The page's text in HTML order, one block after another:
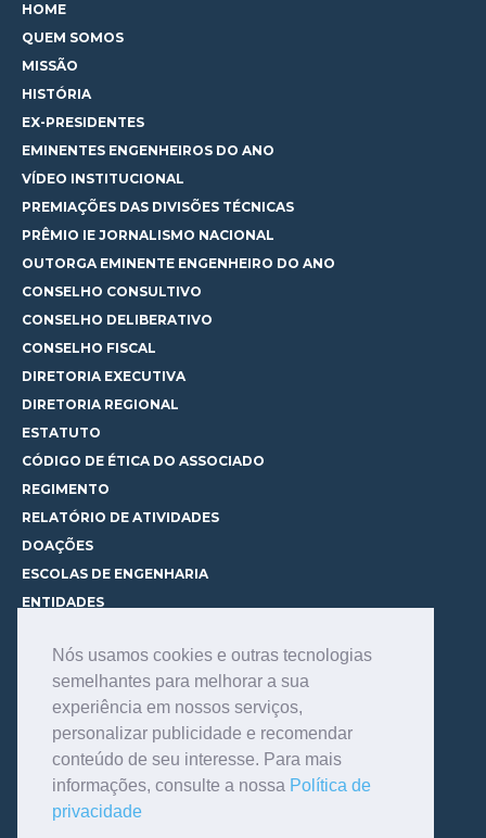
Nós usamos cookies e outras tecnologias
semelhantes para melhorar a sua
experiência em nossos serviços,
personalizar publicidade e recomendar
conteúdo de seu interesse. Para mais
informações, consulte a nossa Política de
privacidade
HOME
QUEM SOMOS
MISSÃO
HISTÓRIA
EX-PRESIDENTES
EMINENTES ENGENHEIROS DO ANO
VÍDEO INSTITUCIONAL
PREMIAÇÕES DAS DIVISÕES TÉCNICAS
PRÊMIO IE JORNALISMO NACIONAL
OUTORGA EMINENTE ENGENHEIRO DO ANO
CONSELHO CONSULTIVO
CONSELHO DELIBERATIVO
CONSELHO FISCAL
DIRETORIA EXECUTIVA
DIRETORIA REGIONAL
ESTATUTO
CÓDIGO DE ÉTICA DO ASSOCIADO
REGIMENTO
RELATÓRIO DE ATIVIDADES
DOAÇÕES
ESCOLAS DE ENGENHARIA
ENTIDADES
CURSOS
CONHEÇA OS CURSOS
CENTRAL DE MENTORIA
CONTATO